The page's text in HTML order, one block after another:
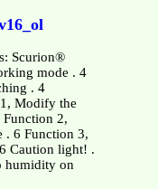
Scurion®
mode . 4
. 4
Modify the
2,
. 6 Function 3,
Caution light! .
humidity on